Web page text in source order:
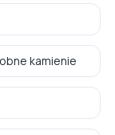
kamienie